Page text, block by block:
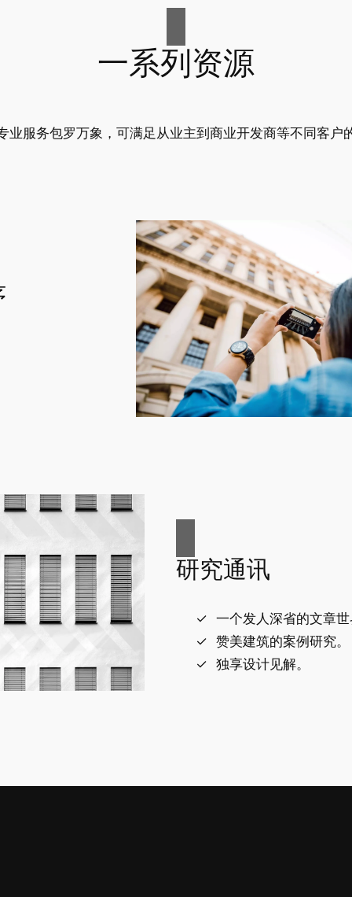
一系列资源
业服务包罗万象，可满足从业主到商业开发商等不同客户
研究通讯
一个发人深省的文章
赞美建筑的案例研究。
独享设计见解。